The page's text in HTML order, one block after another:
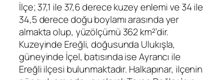
İlçe; 37,1 ile 37,6 derece kuzey enlemi ve 34 ile
34,5 derece doğu boylamı arasında yer
almakta olup, yüzölçümü 362 km²’dir.
Kuzeyinde Ereğli, doğusunda Ulukışla,
güneyinde İçel, batısında ise Ayrancı ile
Ereğli ilçesi bulunmaktadır. Halkapınar, ilçenin